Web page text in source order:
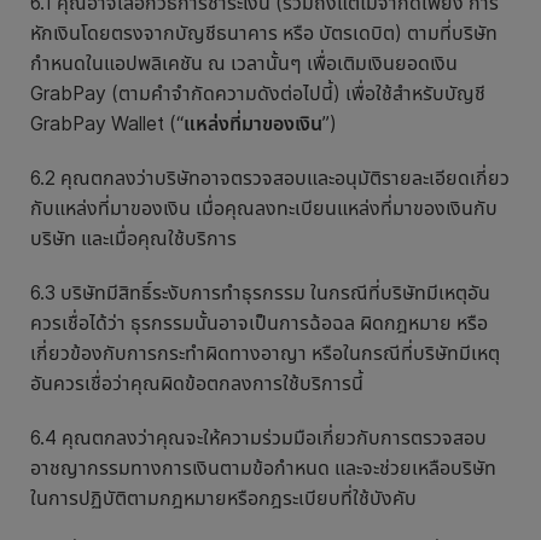
หักเงินโดยตรงจากบัญชีธนาคาร หรือ บัตรเดบิต) ตามที่บริษัท
กำหนดในแอปพลิเคชัน ณ เวลานั้นๆ เพื่อเติมเงินยอดเงิน
GrabPay (ตามคำจำกัดความดังต่อไปนี้) เพื่อใช้สำหรับบัญชี
GrabPay Wallet (“แหล่งที่มาของเงิน”)
6.2 คุณตกลงว่าบริษัทอาจตรวจสอบและอนุมัติรายละเอียดเกี่ยว
กับแหล่งที่มาของเงิน เมื่อคุณลงทะเบียนแหล่งที่มาของเงินกับ
บริษัท และเมื่อคุณใช้บริการ
6.3 บริษัทมีสิทธิ์ระงับการทำธุรกรรม ในกรณีที่บริษัทมีเหตุอัน
ควรเชื่อได้ว่า ธุรกรรมนั้นอาจเป็นการฉ้อฉล ผิดกฎหมาย หรือ
เกี่ยวข้องกับการกระทำผิดทางอาญา หรือในกรณีที่บริษัทมีเหตุ
อันควรเชื่อว่าคุณผิดข้อตกลงการใช้บริการนี้
6.4 คุณตกลงว่าคุณจะให้ความร่วมมือเกี่ยวกับการตรวจสอบ
อาชญากรรมทางการเงินตามข้อกำหนด และจะช่วยเหลือบริษัท
ในการปฏิบัติตามกฎหมายหรือกฎระเบียบที่ใช้บังคับ